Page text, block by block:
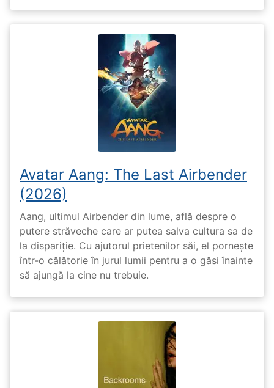
Avatar Aang: The Last Airbender
(2026)
Aang, ultimul Airbender din lume, află despre o
putere străveche care ar putea salva cultura sa de
la dispariție. Cu ajutorul prietenilor săi, el pornește
într-o călătorie în jurul lumii pentru a o găsi înainte
să ajungă la cine nu trebuie.